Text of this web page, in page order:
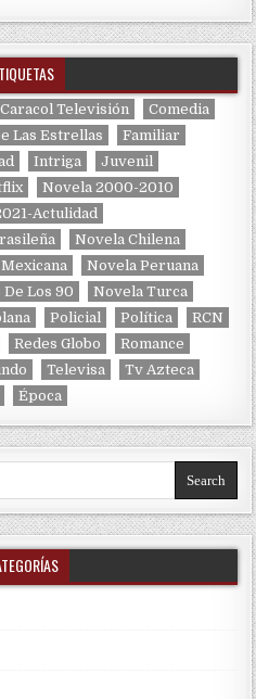
Caracol Televisión
Comedia
Las Estrellas
Familiar
Intriga
Juvenil
Novela 2000-2010
Actulidad
Novela Chilena
Novela Peruana
Los 90
Novela Turca
Policial Política
RCN
Redes Globo
Romance
Televisa
Tv Azteca
Época